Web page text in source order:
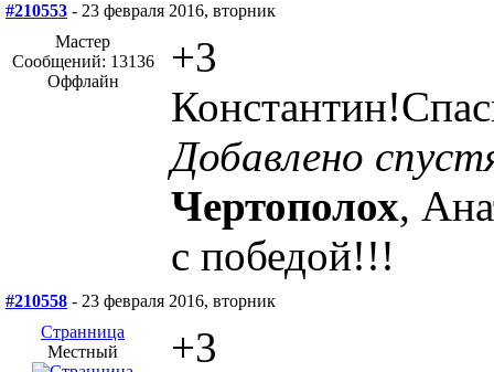
#210553 - 23 февраля 2016, вторник
Мастер
Сообщений: 13136
Оффлайн
+3
Добавлено
Чертополох,
с победой!!!
#210558 - 23 февраля 2016, вторник
Странница
Местный
+3